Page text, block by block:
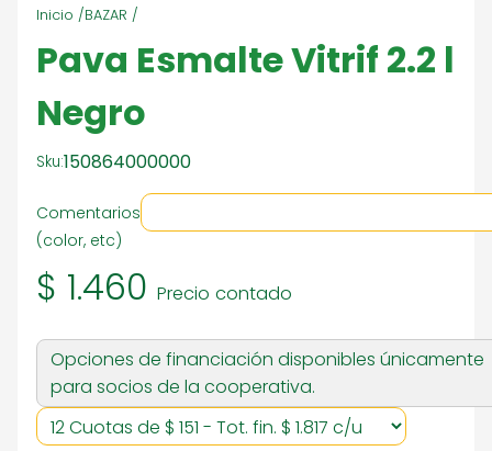
Inicio /BAZAR /
Pava Esmalte Vitrif 2.2 l
Negro
Sku:150864000000
Comentarios
(color, etc)
$ 1.460 Precio contado
Opciones de financiación disponibles únicamente
para socios de la cooperativa.